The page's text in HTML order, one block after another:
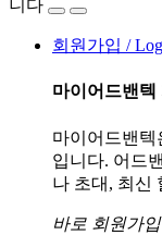
니다
회원가입 /
마이어드밴텍
마이어드밴텍
입니다. 어드
나 초대, 최신
바로 회원가